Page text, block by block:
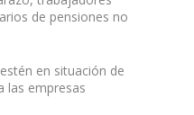
de pensiones no
en situación de
las empresas